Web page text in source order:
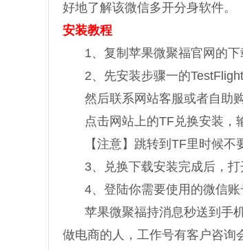
好地了解该微信多开分身软件。
安装教程
1、复制苹果微聚福官网的
2、先安装步骤一的
然后联系网站客服或者自助
点击网站上的TF兑换安装，
【注意】跳转到TF里时候
3、兑换下载安装完成后，
4、登陆你需要使用的微信
苹果微聚福持消息秒送到手
做电商的人，工作号有客户咨询